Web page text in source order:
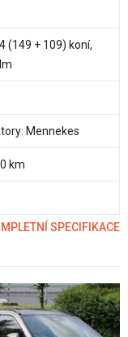
(149 + 109) koní,
Mennekes
km
SPECIFIKACE